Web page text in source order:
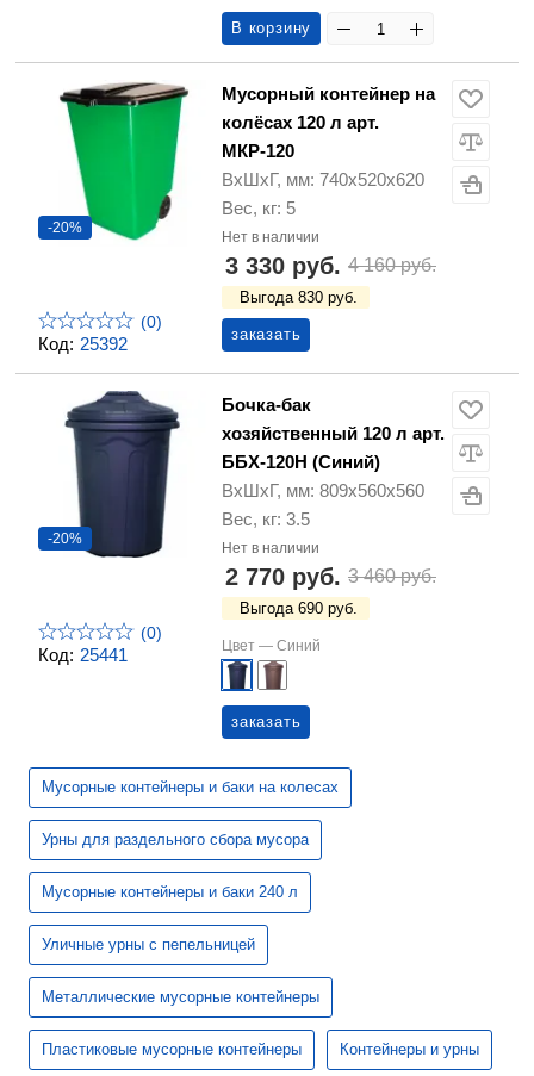
В корзину
Код: 25392
-20%
(0)
Мусорный контейнер на
колёсах 120 л арт.
МКР-120
ВхШхГ, мм: 740х520х620
Вес, кг: 5
Нет в наличии
3 330 руб. 4 160 руб.
Выгода 830 руб.
заказать
Код: 25441
-20%
(0)
Бочка-бак
хозяйственный 120 л арт.
ББХ-120Н (Синий)
ВхШхГ, мм: 809х560х560
Вес, кг: 3.5
Нет в наличии
2 770 руб. 3 460 руб.
Выгода 690 руб.
Цвет — Синий
заказать
Мусорные контейнеры и баки на колесах
Урны для раздельного сбора мусора
Мусорные контейнеры и баки 240 л
Уличные урны с пепельницей
Металлические мусорные контейнеры
Пластиковые мусорные контейнеры Контейнеры и урны